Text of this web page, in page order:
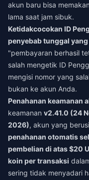
akun baru bisa
lama saat jam sibuk.
Ketidakcocokan ID
penyebab tunggal
"pembayaran berhasil
salah mengetik ID
mengisi nomor yang
bukan ke akun Anda.
Penahanan keamanan
keamanan v2.41.0 (24
2026), akun yang
penahanan otomatis
pembelian di atas $20
koin per transaksi
sering tidak menyadari